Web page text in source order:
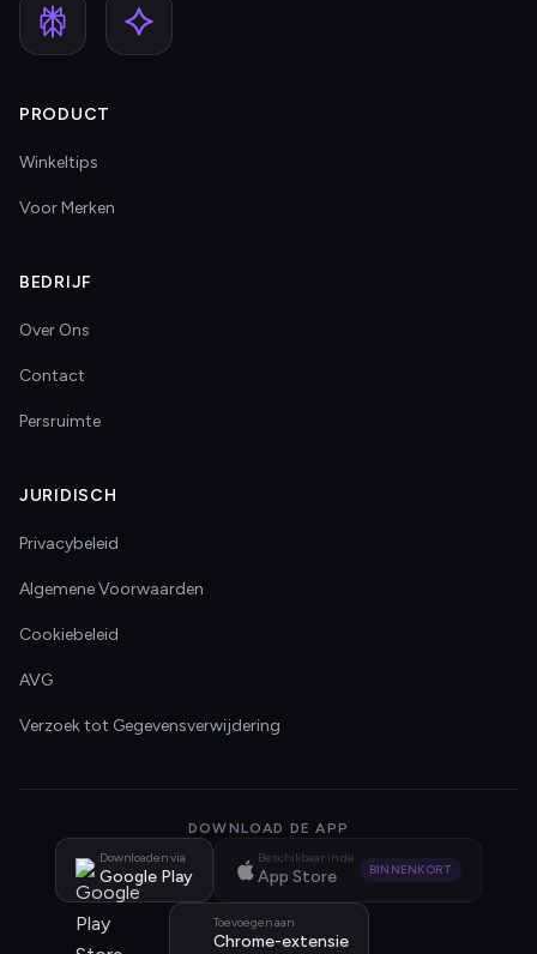
PRODUCT
Winkeltips
Voor Merken
BEDRIJF
Over Ons
Contact
Persruimte
JURIDISCH
Privacybeleid
Algemene Voorwaarden
Cookiebeleid
AVG
Verzoek tot Gegevensverwijdering
DOWNLOAD DE APP
Downloaden via
Google Play
Beschikbaar in de
App Store BINNENKORT
Toevoegen aan
Chrome-extensie